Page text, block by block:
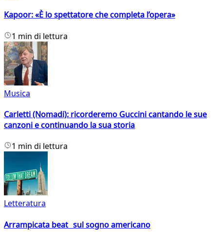
Kapoor: «È lo spettatore che completa l’opera»
1 min di lettura
Musica
Carletti (Nomadi): ricorderemo Guccini cantando le sue
canzoni e continuando la sua storia
1 min di lettura
Letteratura
Arrampicata beat sul sogno americano